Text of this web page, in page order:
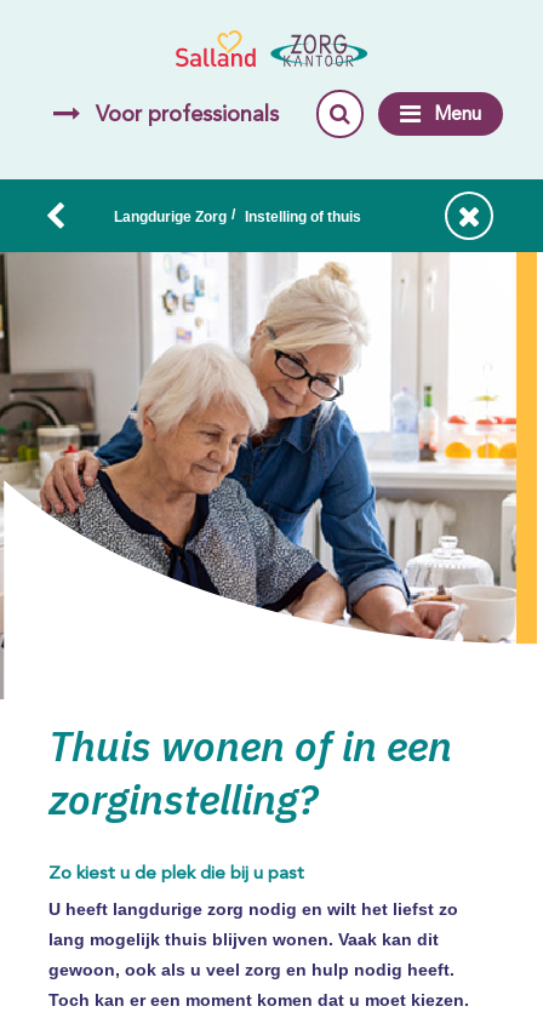
Voor professionals Menu
Langdurige Zorg / Instelling of thuis
Thuis wonen of in een
zorginstelling?
Zo kiest u de plek die bij u past
U heeft langdurige zorg nodig en wilt het liefst zo
lang mogelijk thuis blijven wonen. Vaak kan dit
gewoon, ook als u veel zorg en hulp nodig heeft.
Toch kan er een moment komen dat u moet kiezen.